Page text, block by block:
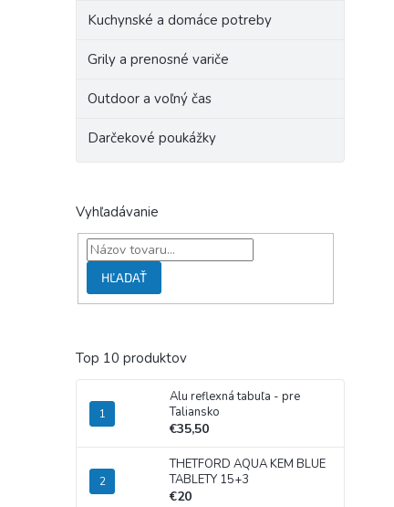
Kuchynské a domáce potreby
Grily a prenosné variče
Outdoor a voľný čas
Darčekové poukážky
Vyhľadávanie
HĽADAŤ
Top 10 produktov
Alu reflexná tabuľa - pre
Taliansko
€35,50
THETFORD AQUA KEM BLUE
TABLETY 15+3
€20